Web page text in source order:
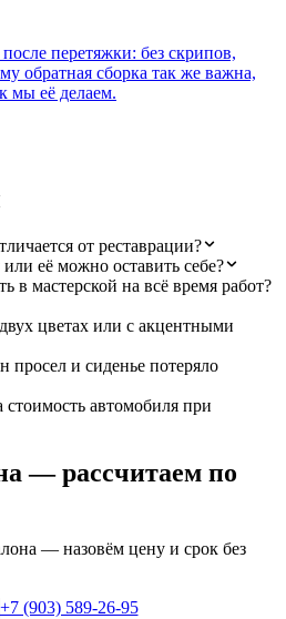
перетяжки: без скрипов,
обратная сборка так же важна,
мы её делаем.
от реставрации?
её можно оставить себе?
в мастерской на всё время работ?
цветах или с акцентными
просел и сиденье потеряло
автомобиля при
— рассчитаем по
— назовём цену и срок без
+7 (903) 589-26-95